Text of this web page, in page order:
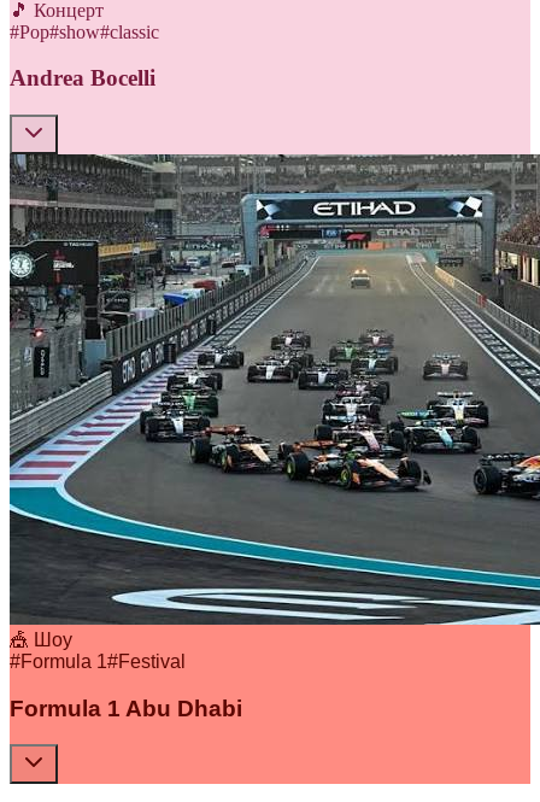
🎵 Концерт
#Pop#show#classic
Andrea Bocelli
🎪 Шоу
#Formula 1#Festival
Formula 1 Abu Dhabi